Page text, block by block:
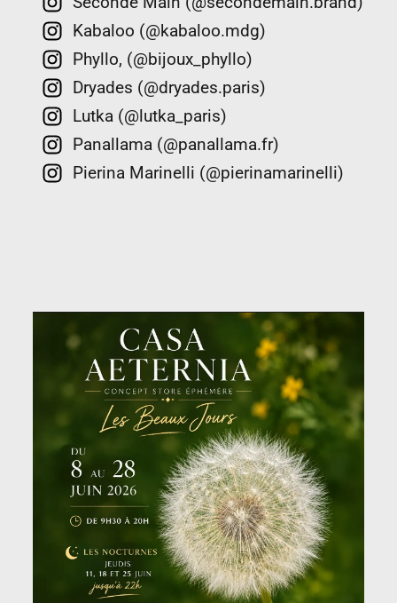
Kabaloo (@kabaloo.mdg)
Phyllo, (@bijoux_phyllo)
Dryades (@dryades.paris)
Lutka (@lutka_paris)
Panallama (@panallama.fr)
Pierina Marinelli (@pierinamarinelli)